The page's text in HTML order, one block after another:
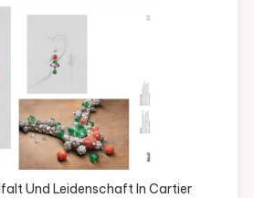
Und Leidenschaft In Cartier